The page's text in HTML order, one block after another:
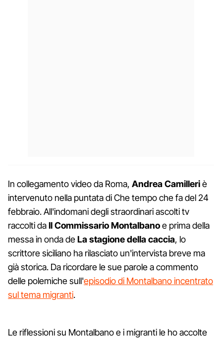
In collegamento video da Roma, Andrea Camilleriè
intervenuto nella puntata di Che tempo che fa del 24
febbraio. All'indomani degli straordinari ascolti tv
raccolti daIl Commissario Montalbanoe prima della
messa in onda deLa stagione della caccia, lo
scrittore siciliano ha rilasciato un'intervista breve ma
già storica. Da ricordare le sue parole a commento
delle polemiche sull'episodio di Montalbano incentrato
sul tema migranti.
Le riflessioni su Montalbano e i migranti le ho accolte